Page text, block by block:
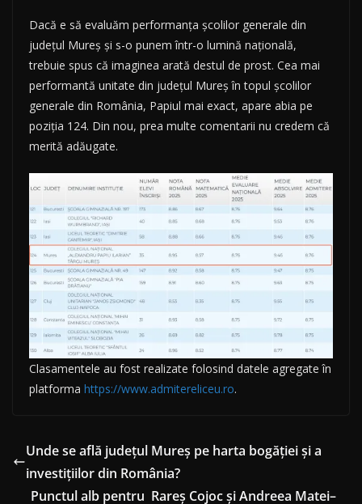
Dacă e să evaluăm performanța școlilor generale din
județul Mureș și s-o punem într-o lumină națională,
trebuie spus că imaginea arată destul de prost. Cea mai
performantă unitate din județul Mureș în topul școlilor
generale din România, Papiul mai exact, apare abia pe
poziția 124. Din nou, prea multe comentarii nu credem că
merită adăugate.
Clasamentele au fost realizate folosind datele agregate în
platforma https://www.admitereliceu.ro.
Unde se află județul Mureș pe harta bogăției și a
investițiilor din România?
Punctul alb pentru Rareș Cojoc și Andreea Matei–